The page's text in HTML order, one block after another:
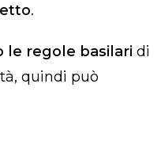
.
le regole basilari di
quindi può